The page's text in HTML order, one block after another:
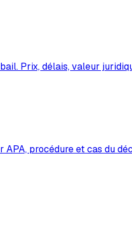
Prix, délais, valeur
procédure et cas du